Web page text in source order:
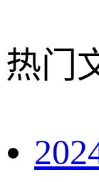
热门